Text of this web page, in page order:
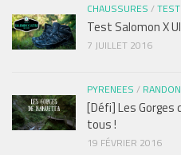
CHAUSSURES /TEST
Test Salomon X
7 JUILLET 2016
PYRENEES /
[Défi] Les Gorges
tous !
19 FÉVRIER 2016